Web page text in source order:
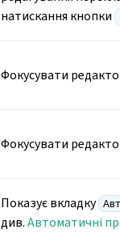
натискання кнопки
Фокусувати
Фокусувати
Показує вкладку
див.Автоматичні